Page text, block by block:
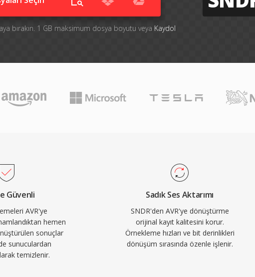
bırakın. 1 GB maksimum dosya boyutu veya Kaydol
Güvenli
AVR'ye
hemen
sonuçlar
sunuculardan
temizlenir.
Sadık Ses Aktarımı
SNDR'den AVR'ye dönüştürme
orijinal kayıt kalitesini korur.
Örnekleme hızları ve bit derinlikleri
dönüşüm sırasında özenle işlenir.